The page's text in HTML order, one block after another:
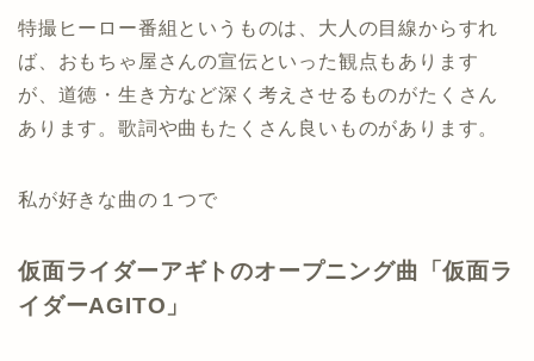
特撮ヒーロー番組というものは、大人の目線からすれ
ば、おもちゃ屋さんの宣伝といった観点もあります
が、道徳・生き方など深く考えさせるものがたくさん
あります。歌詞や曲もたくさん良いものがあります。
私が好きな曲の１つで
仮面ライダーアギトのオープニング曲「仮面ラ
イダーAGITO」